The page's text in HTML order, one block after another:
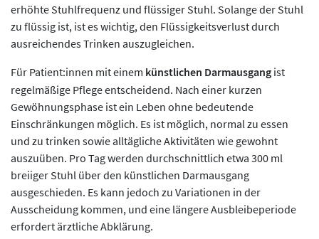
erhöhte Stuhlfrequenz und flüssiger Stuhl. Solange der Stuhl
zu flüssig ist, ist es wichtig, den Flüssigkeitsverlust durch
ausreichendes Trinken auszugleichen.
Für Patient:innen mit einem künstlichen Darmausgang ist
regelmäßige Pflege entscheidend. Nach einer kurzen
Gewöhnungsphase ist ein Leben ohne bedeutende
Einschränkungen möglich. Es ist möglich, normal zu essen
und zu trinken sowie alltägliche Aktivitäten wie gewohnt
auszuüben. Pro Tag werden durchschnittlich etwa 300 ml
breiiger Stuhl über den künstlichen Darmausgang
ausgeschieden. Es kann jedoch zu Variationen in der
Ausscheidung kommen, und eine längere Ausbleibeperiode
erfordert ärztliche Abklärung.